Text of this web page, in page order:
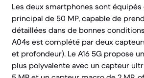
Les deux smartphones sont
principal de 50 MP, capable de
détaillées dans de bonnes
A04s est complété par deux
et profondeur). Le A16 5G propose
plus polyvalente avec un capteur